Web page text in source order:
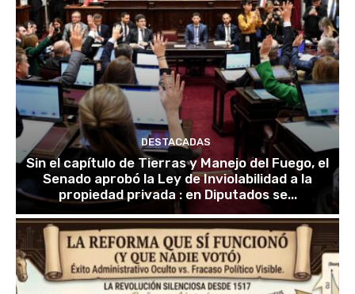
DESTACADAS
Sin el capítulo de Tierras y Manejo del Fuego, el
Senado aprobó la Ley de Inviolabilidad a la
propiedad privada : en Diputados se...